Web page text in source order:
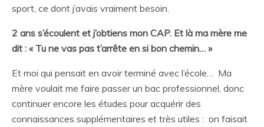
sport, ce dont j’avais vraiment besoin.
2 ans s’écoulent et j’obtiens mon CAP. Et là ma mère me
dit : « Tu ne vas pas t’arrête en si bon chemin… »
Et moi qui pensait en avoir terminé avec l’école… Ma
mère voulait me faire passer un bac professionnel, donc
continuer encore les études pour acquérir des
connaissances supplémentaires et très utiles : on faisait